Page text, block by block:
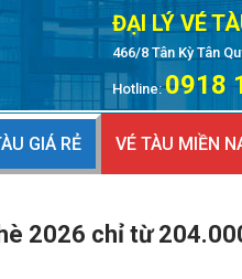
ĐẠI LÝ VÉ
466/8 Tân Kỳ Tân
Hotline: 0918
GIÁ RẺ VÉ TÀU MIỀN
2026 chỉ từ